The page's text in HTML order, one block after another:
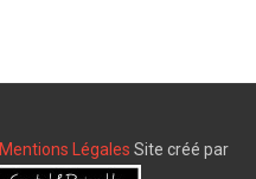
Mentions Légales Site créé par